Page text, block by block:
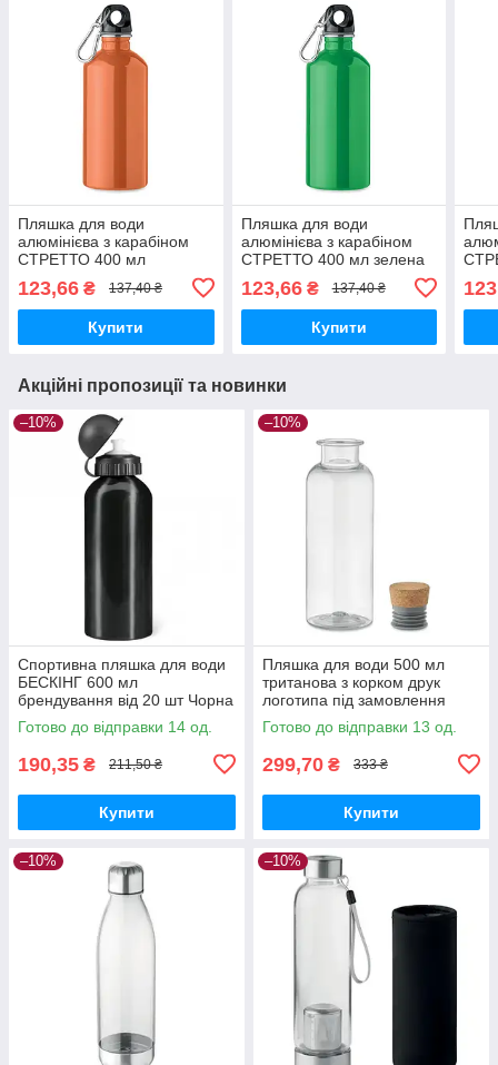
Пляшка для води
алюмінієва з карабіном
СТРЕТТО 400 мл
123,66 ₴ 137,40 ₴
Купити
Пляшка для води
алюмінієва з карабіном
СТРЕТТО 400 мл зелена
123,66₴ 137,40 ₴
Купити
Акційні пропозиції та новинки
–10%
Спортивна пляшка для води
БЕCКІНГ 600 мл
брендування від 20 шт Чорна
Готово до відправки 14 од.
190,35 ₴ 211,50 ₴
Купити
–10%
Пляшка для води 500 мл
тританова з корком друк
логотипа під замовлення
Прозора
Готово до відправки 13 од.
299,70 ₴ 333 ₴
Купити
–10% –10%